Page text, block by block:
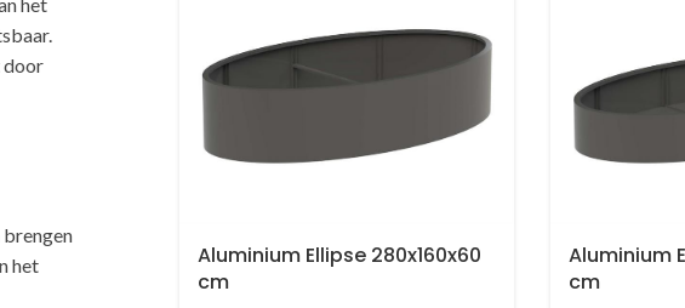
door
het
Aluminium Ellipse 280x160x60
cm
Aluminium
cm